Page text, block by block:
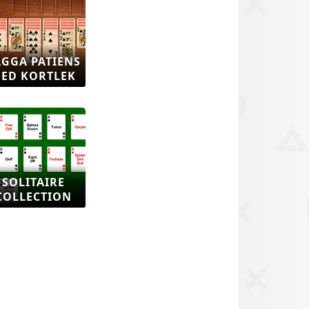
PATIENS
KORTLEK
SOLITAIRE